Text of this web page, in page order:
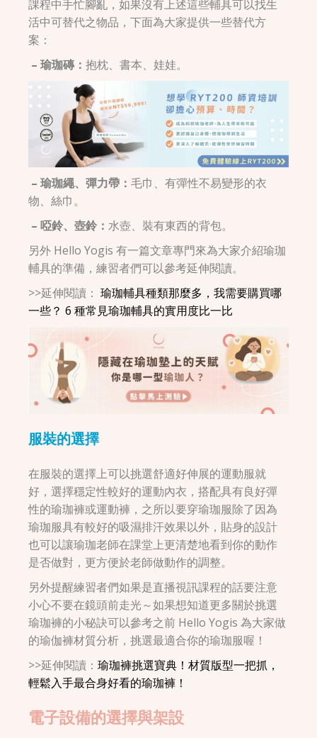
課程中手忙腳亂，如果沒有上述這些輔具可以找生
活中可替代之物品，下面為大家提供一些替代方
案：
– 瑜珈磚：抱枕、書本、娃娃。
– 瑜珈繩、彈力帶：毛巾、有彈性不易變形的衣
物、絲巾。
– 啞鈴、壺鈴：水壺、裝有東西的背包。
另外 Hello Yogis 有一篇文章專門來為大家介紹瑜珈
輔具的準備，練習者們可以參考延伸閱讀。
>>延伸閱讀：瑜珈輔具種類那麼多，我需要購買哪
一些？ 6 種常見瑜珈輔具的實用度比一比
服裝的選擇
在服裝的選擇上可以挑選舒適好伸展的運動服就
好，選擇穩定性較好的運動內衣，搭配具有良好彈
性的瑜珈褲或運動褲，之所以要穿瑜珈服除了因為
瑜珈服具有較好的吸濕排汗效果以外，貼身的設計
也可以讓瑜珈老師在課堂上更清楚地看到你的動作
是否做對，更方便於老師做動作的調整。
另外提醒練習者們如果是直播視訊課程的話要注意
小心不要在鏡頭前走光～如果想知道更多關於挑選
瑜珈褲的小秘訣可以參考之前 Hello Yogis 為大家做
的瑜伽褲材質分析，挑選最適合你的瑜珈服喔！
>>延伸閱讀：瑜珈褲挑選寶典！材質版型一把抓，
輕鬆入手最合身好看的瑜珈褲！
電子設備的選擇與架設